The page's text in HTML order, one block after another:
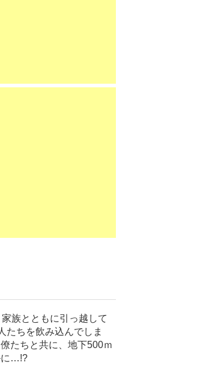
族とともに引っ越して
たちを飲み込んでしま
たちと共に、地下500ｍ
に…!?